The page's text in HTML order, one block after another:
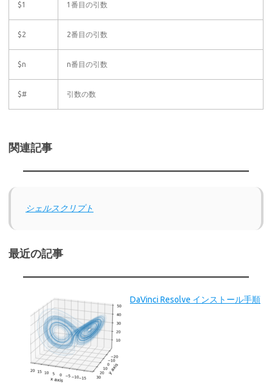
$1 1番目の引数
$2 2番目の引数
$n n番目の引数
$# 引数の数
関連記事
シェルスクリプト
最近の記事
DaVinci Resolve インストール手順